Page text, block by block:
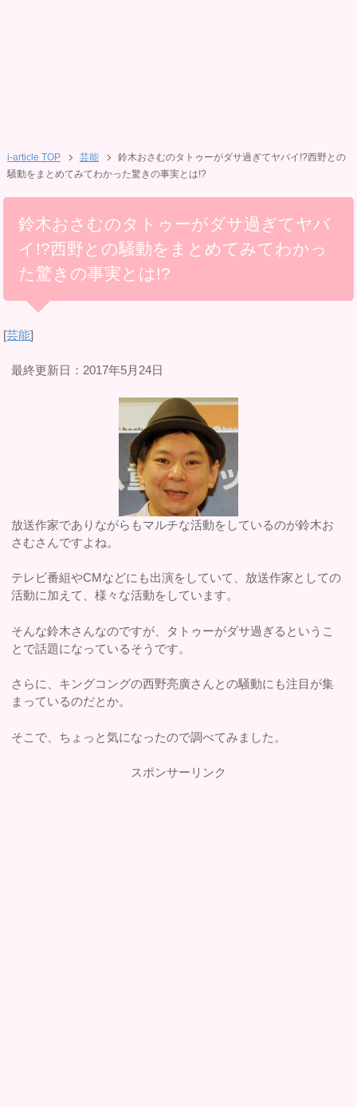
i-article TOP 芸能
鈴木おさむのタトゥーがダサ過ぎてヤバイ!?西野との
騒動をまとめてみてわかった驚きの事実とは!?
鈴木おさむのタトゥーがダサ過ぎてヤバ
イ!?西野との騒動をまとめてみてわかっ
た驚きの事実とは!?
[芸能]
最終更新日：2017年5月24日
放送作家でありながらもマルチな活動をしているのが鈴木お
さむさんですよね。
テレビ番組やCMなどにも出演をしていて、放送作家としての
活動に加えて、様々な活動をしています。
そんな鈴木さんなのですが、タトゥーがダサ過ぎるというこ
とで話題になっているそうです。
さらに、キングコングの西野亮廣さんとの騒動にも注目が集
まっているのだとか。
そこで、ちょっと気になったので調べてみました。
スポンサーリンク